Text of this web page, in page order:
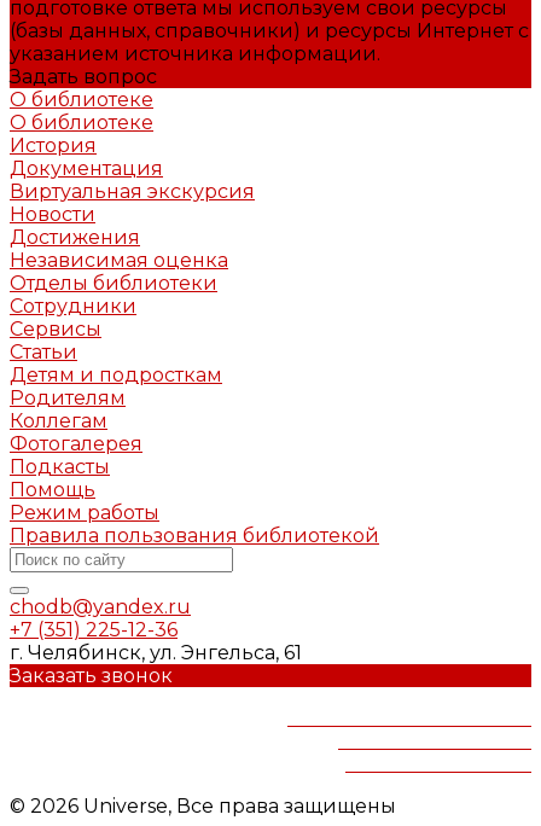
подготовке ответа мы используем свои ресурсы
(базы данных, справочники) и ресурсы Интернет с
указанием источника информации.
Задать вопрос
О библиотеке
О библиотеке
История
Документация
Виртуальная экскурсия
Новости
Достижения
Независимая оценка
Отделы библиотеки
Сотрудники
Сервисы
Статьи
Детям и подросткам
Родителям
Коллегам
Фотогалерея
Подкасты
Помощь
Режим работы
Правила пользования библиотекой
chodb@yandex.ru
+7 (351) 225-12-36
г. Челябинск, ул. Энгельса, 61
Заказать звонок
© 2026 Universe, Все права защищены